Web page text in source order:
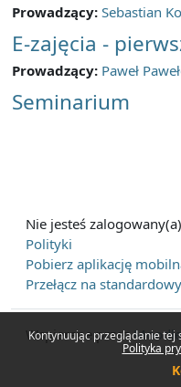
Kontynuując przeglądanie tej
Polityka
Prowadzący: Sebastian
E-zajęcia -
Prowadzący: Paweł
Seminarium
Nie jesteś
Polityki
Pobierz aplikację
Przełącz na
Wspierane przezMoodle